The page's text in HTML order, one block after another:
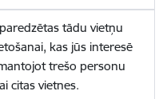
tādu vietņu
kas jūs interesē
trešo personu
citas vietnes.